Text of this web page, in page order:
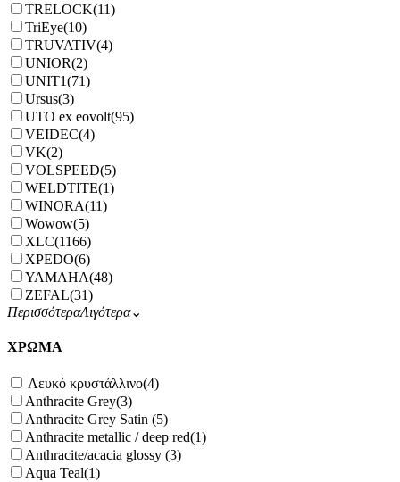
TRELOCK(11)
TriEye(10)
TRUVATIV(4)
UNIOR(2)
UNIT1(71)
Ursus(3)
UTO ex eovolt(95)
VEIDEC(4)
VK(2)
VOLSPEED(5)
WELDTITE(1)
WINORA(11)
Wowow(5)
XLC(1166)
XPEDO(6)
YAMAHA(48)
ZEFAL(31)
ΠερισσότεραΛιγότερα⌄
ΧΡΩΜΑ
Λευκό κρυστάλλινο(4)
Anthracite Grey(3)
Anthracite Grey Satin (5)
Anthracite metallic / deep red(1)
Anthracite/acacia glossy (3)
Aqua Teal(1)